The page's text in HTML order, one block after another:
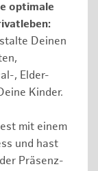
optimale
Deinen
, Elder-
Kinder.
mit einem
und hast
Präsenz-